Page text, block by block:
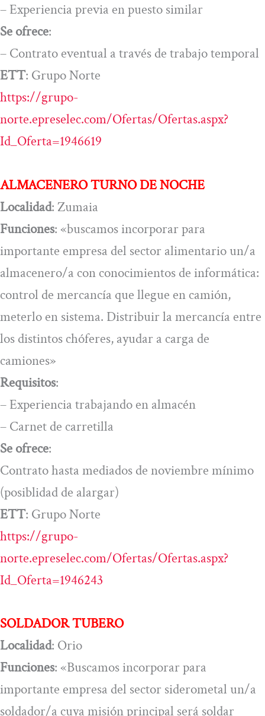
– Experiencia previa en puesto similar
Se ofrece:
– Contrato eventual a través de trabajo temporal
ETT: Grupo Norte
https://grupo-
norte.epreselec.com/Ofertas/Ofertas.aspx?
Id_Oferta=1946619
ALMACENERO TURNO DE NOCHE
Localidad: Zumaia
Funciones: «buscamos incorporar para
importante empresa del sector alimentario un/a
almacenero/a con conocimientos de informática:
control de mercancía que llegue en camión,
meterlo en sistema. Distribuir la mercancía entre
los distintos chóferes, ayudar a carga de
camiones»
Requisitos:
– Experiencia trabajando en almacén
– Carnet de carretilla
Se ofrece:
Contrato hasta mediados de noviembre mínimo
(posiblidad de alargar)
ETT: Grupo Norte
https://grupo-
norte.epreselec.com/Ofertas/Ofertas.aspx?
Id_Oferta=1946243
SOLDADOR TUBERO
Localidad: Orio
Funciones: «Buscamos incorporar para
importante empresa del sector siderometal un/a
soldador/a cuya misión principal será soldar